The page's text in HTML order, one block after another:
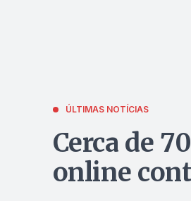
ÚLTIMAS NOTÍCIAS
Cerca de
online